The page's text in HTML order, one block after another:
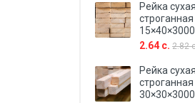
Рейка сухая
строганная
2.64 с. 2.82
Рейка сухая
строганная